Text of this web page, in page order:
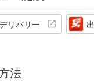
リバリー
法